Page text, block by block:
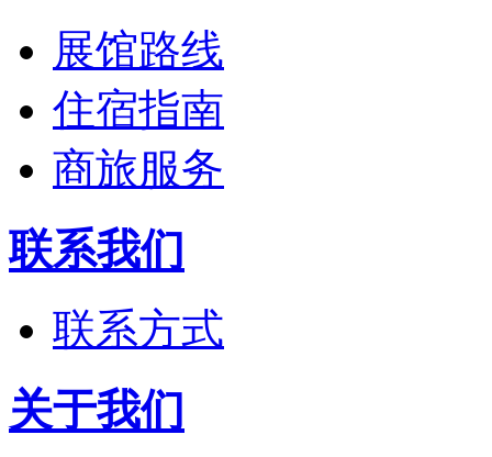
展馆路线
住宿指南
商旅服务
联系我们
联系方式
关于我们